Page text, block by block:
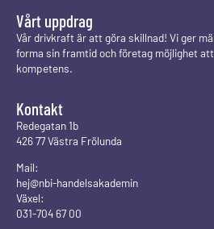
Vårt uppdrag
Vår drivkraft är att göra skillnad! Vi ger
forma sin framtid och företag möjlighet
kompetens.
Kontakt
Redegatan 1b
426 77 Västra Frölunda
Mail:
hej@nbi-handelsakademin
Växel:
031-704 67 00